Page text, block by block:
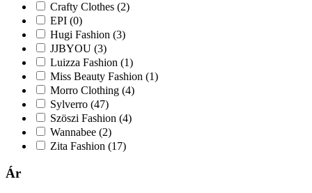
Crafty Clothes (2)
EPI (0)
Hugi Fashion (3)
JJBYOU (3)
Luizza Fashion (1)
Miss Beauty Fashion (1)
Morro Clothing (4)
Sylverro (47)
Szöszi Fashion (4)
Wannabee (2)
Zita Fashion (17)
Ár